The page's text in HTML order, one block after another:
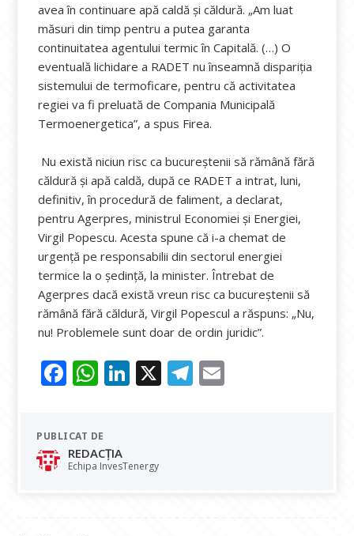
avea în continuare apă caldă şi căldură. „Am luat
măsuri din timp pentru a putea garanta
continuitatea agentului termic în Capitală. (…) O
eventuală lichidare a RADET nu înseamnă dispariţia
sistemului de termoficare, pentru că activitatea
regiei va fi preluată de Compania Municipală
Termoenergetica”, a spus Firea.
Nu există niciun risc ca bucureştenii să rămână fără
căldură şi apă caldă, după ce RADET a intrat, luni,
definitiv, în procedură de faliment, a declarat,
pentru Agerpres, ministrul Economiei şi Energiei,
Virgil Popescu. Acesta spune că i-a chemat de
urgenţă pe responsabilii din sectorul energiei
termice la o şedinţă, la minister. Întrebat de
Agerpres dacă există vreun risc ca bucureştenii să
rămână fără căldură, Virgil Popescul a răspuns: „Nu,
nu! Problemele sunt doar de ordin juridic”.
F
e
b
o
W
at
s
A
Li
dI
X T
PUBLICAT DE
REDACȚIA
Echipa InvesTenergy